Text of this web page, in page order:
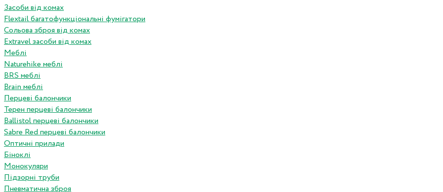
Засоби від комах
Flextail багатофункціональні фумігатори
Сольова зброя від комах
Extravel засоби від комах
Меблі
Naturehike меблі
BRS меблі
Brain меблі
Перцеві балончики
Терен перцеві балончики
Ballistol перцеві балончики
Sabre Red перцеві балончики
Оптичні прилади
Біноклі
Монокуляри
Підзорні труби
Пневматична зброя